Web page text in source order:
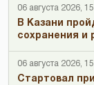
06 августа 2026,
В Казани
сохранения и
06 августа 2026,
Стартовал